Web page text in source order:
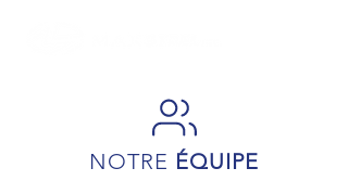
NOTRE ÉQUIPE